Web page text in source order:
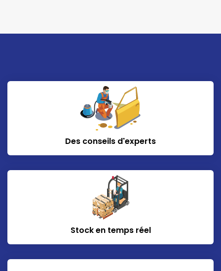
Des conseils d'experts
Stock en temps réel